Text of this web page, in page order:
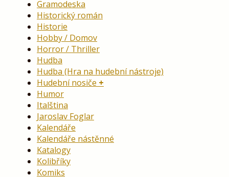
Gramodeska
Historický román
Historie
Hobby / Domov
Horror / Thriller
Hudba
Hudba (Hra na hudební nástroje)
Hudební nosiče
Humor
Italština
Jaroslav Foglar
Kalendáře
Kalendáře nástěnné
Katalogy
Kolibříky
Komiks